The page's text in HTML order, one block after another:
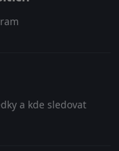
a kde sledovat